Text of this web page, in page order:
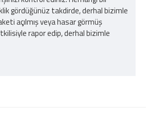
gördüğünüz takdirde, derhal bizimle
açılmış veya hasar görmüş
rapor edip, derhal bizimle